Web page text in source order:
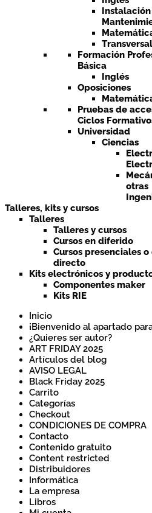
Formación
Básica
Inglés
Oposiciones
Pruebas de
Ciclos
Universidad
Ciencias
otras
Talleres, kits y cursos
Talleres
Talleres y cursos
Cursos en diferido
Cursos presenciales o
directo
Kits electrónicos y
Componentes maker
Kits RIE
Inicio
¡Bienvenido al apartado
¿Quieres ser autor?
ART FRIDAY 2025
Artículos del blog
AVISO LEGAL
Black Friday 2025
Carrito
Categorías
Checkout
CONDICIONES DE COMPRA
Contacto
Contenido gratuito
Content restricted
Distribuidores
Informática
La empresa
Libros